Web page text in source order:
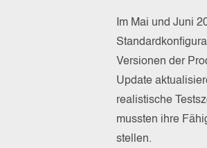
Im Mai und Juni
Versionen der
Update
realistische
mussten ihre
stellen.